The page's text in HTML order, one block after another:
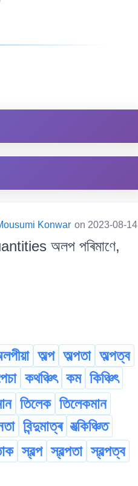
Konwar on 2023-08-14
অলপ পৰিমাণে,
অল্প অল্পতা অল্পত্ব
কথঞ্চিৎ কম কিঞ্চিৎ
তিলেক তিলেকমান
বিন্দুমাত্ৰ যত্‍‍কিঞ্চিত
স্বল্প স্বল্পতা স্বল্পত্ব